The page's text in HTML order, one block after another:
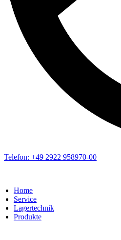
Telefon: +49 2922 958970-00
Home
Service
Lagertechnik
Produkte